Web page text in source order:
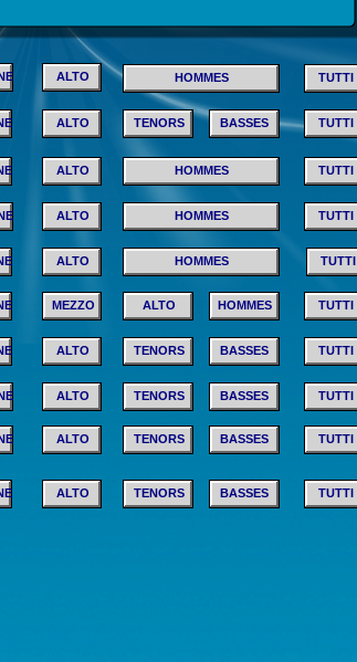
ALTO
ALTO
ALTO
ALTO
TUTTI
TUTTI
TUTTI
TUTTI
TENORS
MEZZO
TUTTI
HOMMES
ALTO
ALTO TUTTI
TUTTI
BASSES
ALTO HOMMES
TENORS BASSES
ALTO TUTTI
HOMMES
HOMMES
HOMMES
TENORS BASSES
ALTO
ALTO
TENORS
TENORS
BASSES
BASSES TUTTI
TUTTI